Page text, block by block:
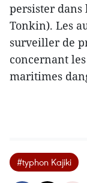
persister dans
Tonkin). Les
surveiller de
concernant
maritimes
#typhon Kajiki